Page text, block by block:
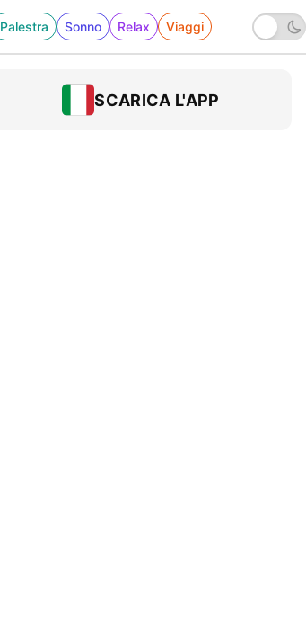
Palestra Sonno Relax Viaggi
SCARICA L'APP